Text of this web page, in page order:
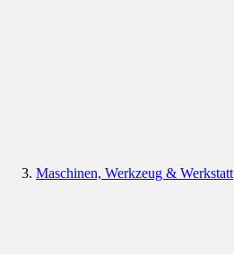
Maschinen, Werkzeug & Werkstatt